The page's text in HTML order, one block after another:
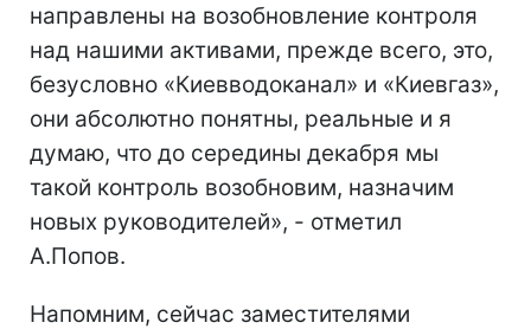
направлены на возобновление контроля
над нашими активами, прежде всего, это,
безусловно «Киевводоканал» и «Киевгаз»,
они абсолютно понятны, реальные и я
думаю, что до середины декабря мы
такой контроль возобновим, назначим
новых руководителей», - отметил
А.Попов.
Напомним, сейчас заместителями